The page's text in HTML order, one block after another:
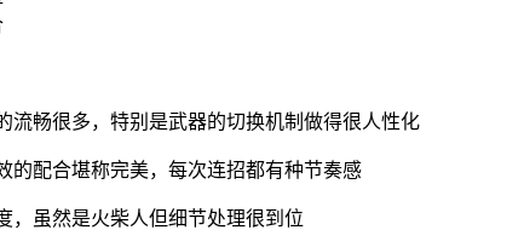
流畅很多，特别是武器的切换机制做得很人性化
的配合堪称完美，每次连招都有种节奏感
，虽然是火柴人但细节处理很到位